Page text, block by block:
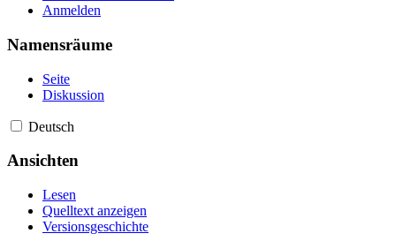
Anmelden
Namensräume
Seite
Diskussion
Deutsch
Ansichten
Lesen
Quelltext anzeigen
Versionsgeschichte